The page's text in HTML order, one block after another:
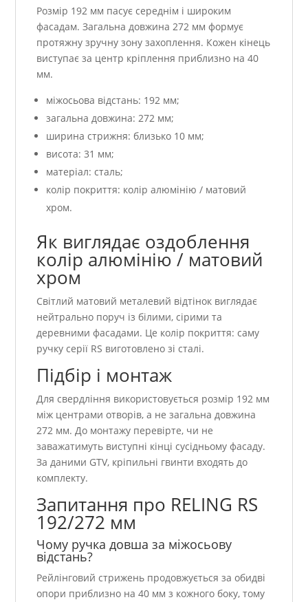
Розмір 192 мм пасує середнім і широким
фасадам. Загальна довжина 272 мм формує
протяжну зручну зону захоплення. Кожен кінець
виступає за центр кріплення приблизно на 40
мм.
міжосьова відстань: 192 мм;
загальна довжина: 272 мм;
ширина стрижня: близько 10 мм;
висота: 31 мм;
матеріал: сталь;
колір покриття: колір алюмінію / матовий
хром.
Як виглядає оздоблення
колір алюмінію / матовий
хром
Світлий матовий металевий відтінок виглядає
нейтрально поруч із білими, сірими та
деревними фасадами. Це колір покриття: саму
ручку серії RS виготовлено зі сталі.
Підбір і монтаж
Для свердління використовується розмір 192 мм
між центрами отворів, а не загальна довжина
272 мм. До монтажу перевірте, чи не
заважатимуть виступні кінці сусідньому фасаду.
За даними GTV, кріпильні гвинти входять до
комплекту.
Запитання про RELING RS
192/272 мм
Чому ручка довша за міжосьову
відстань?
Рейлінговий стрижень продовжується за обидві
опори приблизно на 40 мм з кожного боку, тому